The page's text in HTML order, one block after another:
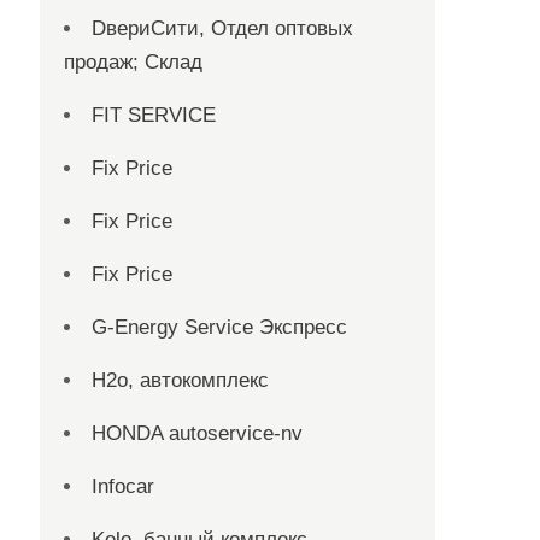
DвериСити, Отдел оптовых
продаж; Склад
FIT SERVICE
Fix Price
Fix Price
Fix Price
G-Energy Service Экспресс
H2о, автокомплекс
HONDA autoservice-nv
Infocar